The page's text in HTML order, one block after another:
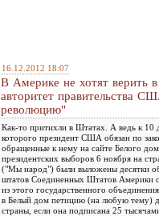
16.12.2012 18:07
В Америке не хотят верить
авторитет правительства
революцию"
Как-то притихли в Штатах. А ведь к 10
которого президент США обязан по
обращенные к нему на сайте Белого
президентских выборов 6 ноября на
("Мы народ") были выложены десятки
штатов Соединенных Штатов Америки
из этого государственного
в Белый дом петицию (на любую тему)
страны, если она подписана 25